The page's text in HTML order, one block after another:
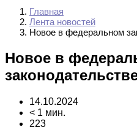
Главная
Лента новостей
Новое в федеральном
Новое в
14.10.2024
< 1 мин.
223